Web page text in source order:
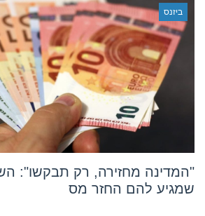
ביזנס
"המדינה מחזירה, רק תבקשו":
שמגיע להם החזר מס